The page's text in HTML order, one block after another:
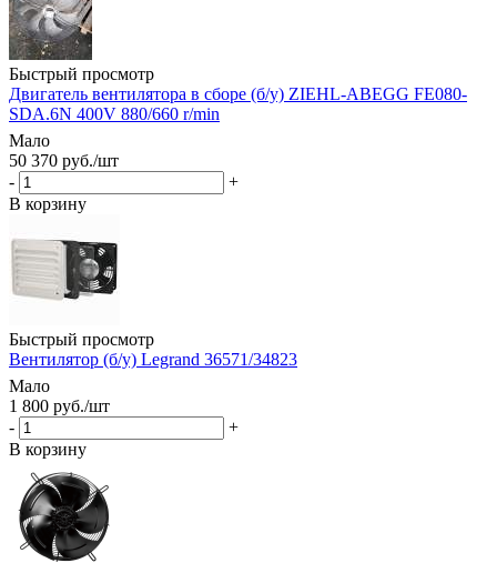
Быстрый просмотр
Двигатель вентилятора в сборе (б/у) ZIEHL-ABEGG FE080-
SDA.6N 400V 880/660 r/min
Мало
50 370 руб./шт
-
+
В корзину
Быстрый просмотр
Вентилятор (б/у) Legrand 36571/34823
Мало
1 800 руб./шт
-
+
В корзину